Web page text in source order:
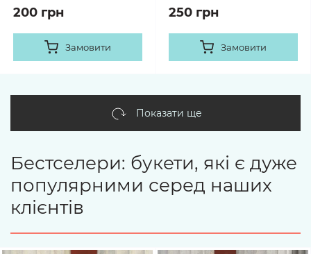
200 грн
Замовити
250 грн
Замовити
Показати ще
Бестселери: букети, які є дуже
популярними серед наших
клієнтів